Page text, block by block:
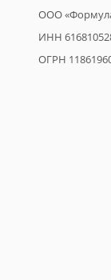
ООО
ИНН
ОГРН